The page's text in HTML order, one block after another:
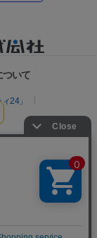
ついて
24」